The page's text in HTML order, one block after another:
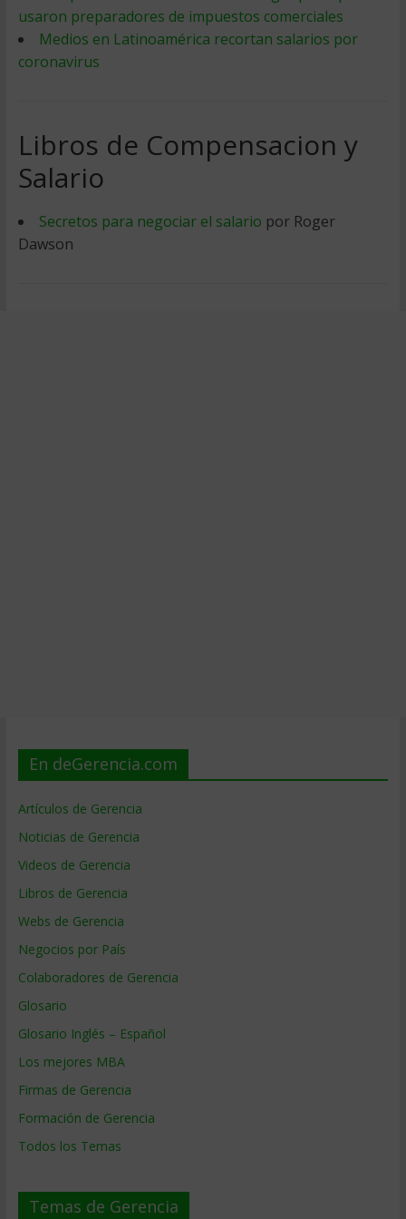
usaron preparadores de impuestos comerciales
Medios en Latinoamérica recortan salarios por
coronavirus
Libros de Compensacion y
Salario
Secretos para negociar el salario por Roger
Dawson
En deGerencia.com
Artículos de Gerencia
Noticias de Gerencia
Videos de Gerencia
Libros de Gerencia
Webs de Gerencia
Negocios por País
Colaboradores de Gerencia
Glosario
Glosario Inglés – Español
Los mejores MBA
Firmas de Gerencia
Formación de Gerencia
Todos los Temas
Temas de Gerencia